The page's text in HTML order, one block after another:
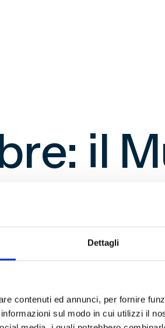
Dettagli
contenuti ed annunci, per fornire
sul modo in cui utilizzi il
il
martedì25 settembre
Consiglio di Palazzo
alle attività e ai
e presentare i
e a p. 71 troverete le